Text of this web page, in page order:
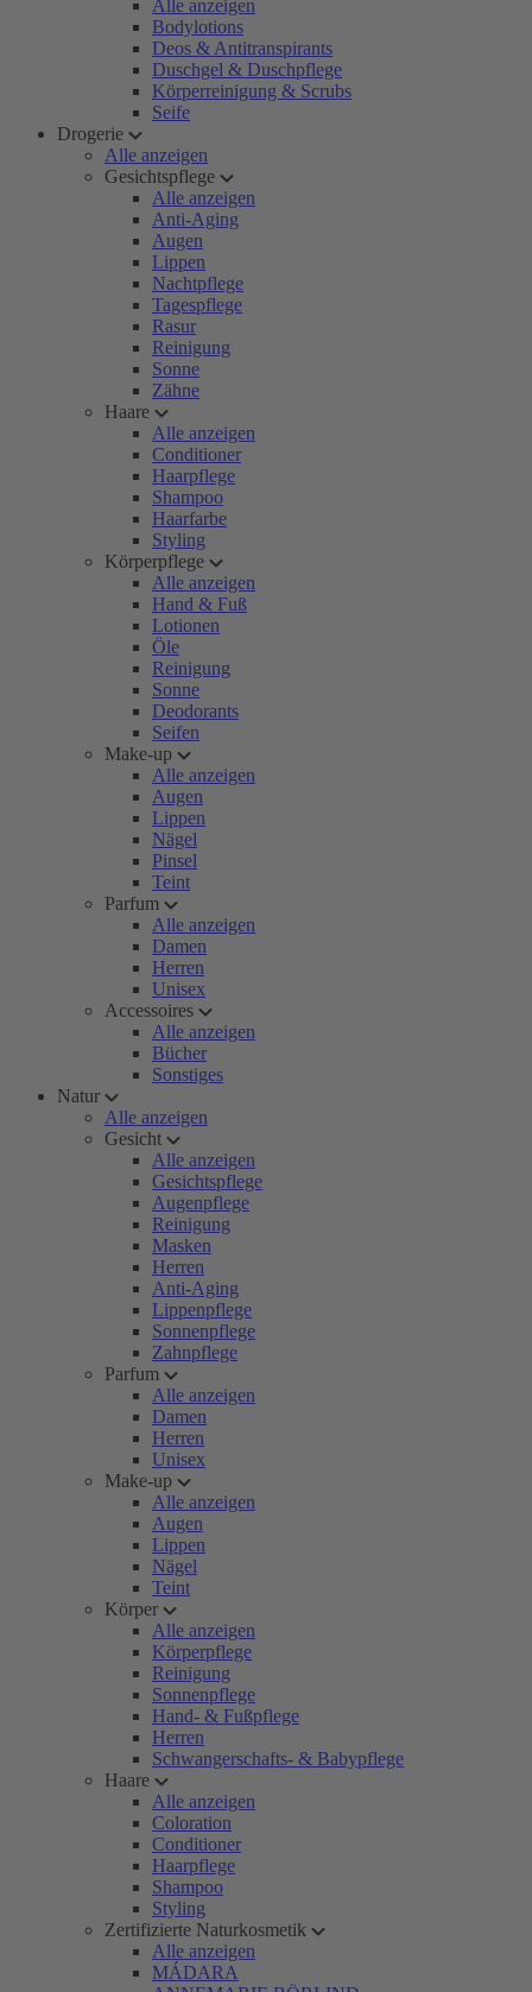
Alle anzeigen
Bodylotions
Deos & Antitranspirants
Duschgel & Duschpflege
Körperreinigung & Scrubs
Seife
Drogerie
Alle anzeigen
Gesichtspflege
Alle anzeigen
Anti-Aging
Augen
Lippen
Nachtpflege
Tagespflege
Rasur
Reinigung
Sonne
Zähne
Haare
Alle anzeigen
Conditioner
Haarpflege
Shampoo
Haarfarbe
Styling
Körperpflege
Alle anzeigen
Hand & Fuß
Lotionen
Öle
Reinigung
Sonne
Deodorants
Seifen
Make-up
Alle anzeigen
Augen
Lippen
Nägel
Pinsel
Teint
Parfum
Alle anzeigen
Damen
Herren
Unisex
Accessoires
Alle anzeigen
Bücher
Sonstiges
Natur
Alle anzeigen
Gesicht
Alle anzeigen
Gesichtspflege
Augenpflege
Reinigung
Masken
Herren
Anti-Aging
Lippenpflege
Sonnenpflege
Zahnpflege
Parfum
Alle anzeigen
Damen
Herren
Unisex
Make-up
Alle anzeigen
Augen
Lippen
Nägel
Teint
Körper
Alle anzeigen
Körperpflege
Reinigung
Sonnenpflege
Hand- & Fußpflege
Herren
Schwangerschafts- & Babypflege
Haare
Alle anzeigen
Coloration
Conditioner
Haarpflege
Shampoo
Styling
Zertifizierte Naturkosmetik
Alle anzeigen
MÁDARA